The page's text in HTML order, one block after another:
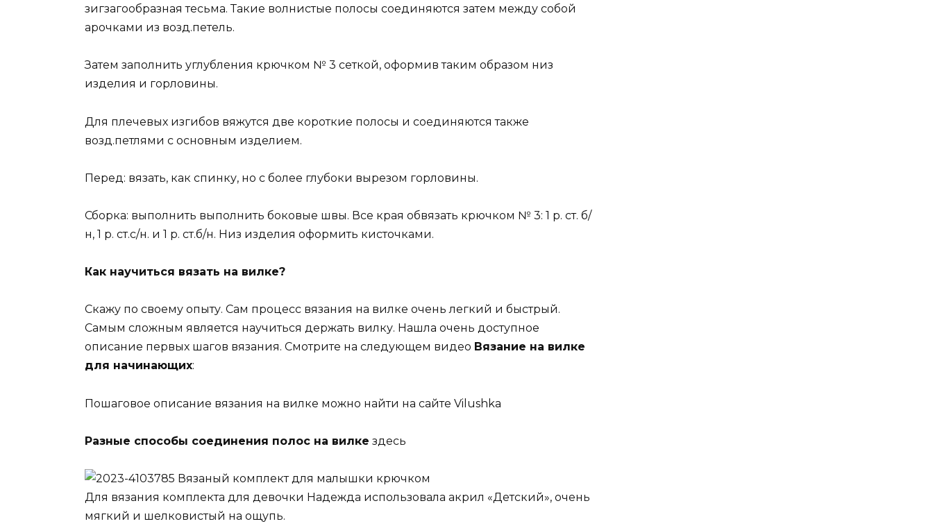
зигзагообразная тесьма. Такие волнистые полосы соединяются затем между собой
арочками из возд.петель.
Затем заполнить углубления крючком № 3 сеткой, оформив таким образом низ
изделия и горловины.
Для плечевых изгибов вяжутся две короткие полосы и соединяются также
возд.петлями с основным изделием.
Перед: вязать, как спинку, но с более глубоки вырезом горловины.
Сборка: выполнить выполнить боковые швы. Все края обвязать крючком № 3: 1 р. ст. б/
н, 1 р. ст.с/н. и 1 р. ст.б/н. Низ изделия оформить кисточками.
Как научиться вязать на вилке?
Скажу по своему опыту. Сам процесс вязания на вилке очень легкий и быстрый.
Самым сложным является научиться держать вилку. Нашла очень доступное
описание первых шагов вязания. Смотрите на следующем видео Вязание на вилке
для начинающих:
Пошаговое описание вязания на вилке можно найти на сайте Vilushka
Разные способы соединения полос на вилке здесь
Вязаный комплект для малышки крючком
Для вязания комплекта для девочки Надежда использовала акрил «Детский», очень
мягкий и шелковистый на ощупь.